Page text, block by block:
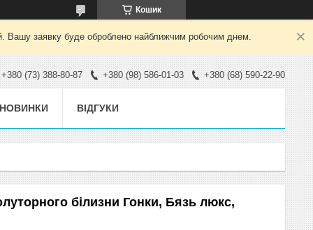
Кошик
Вашу заявку буде оброблено найближчим робочим днем.
+380 (73) 388-80-87 +380 (98) 586-01-03 +380 (68) 590-22-90
НОВИНКИ ВІДГУКИ
білизни Гонки, Бязь люкс,